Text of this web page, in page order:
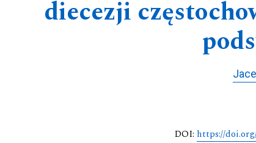
diecezji
DOI: https://